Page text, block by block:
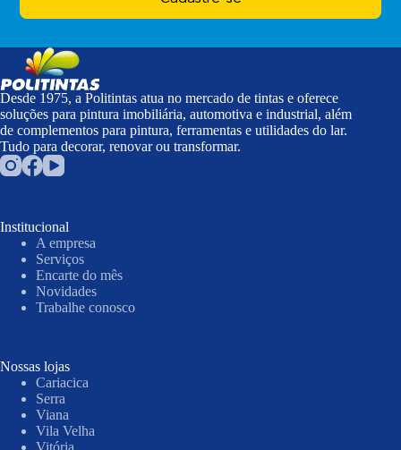
Desde 1975, a Politintas atua no mercado de tintas e oferece
soluções para pintura imobiliária, automotiva e industrial, além
de complementos para pintura, ferramentas e utilidades do lar.
Tudo para decorar, renovar ou transformar.
Institucional
A empresa
Serviços
Encarte do mês
Novidades
Trabalhe conosco
Nossas lojas
Cariacica
Serra
Viana
Vila Velha